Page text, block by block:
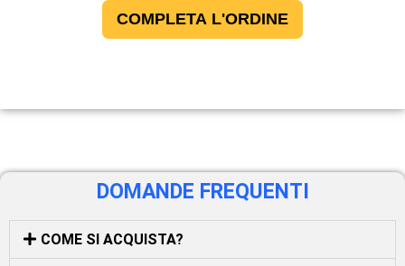
DOMANDE FREQUENTI
COME SI ACQUISTA?